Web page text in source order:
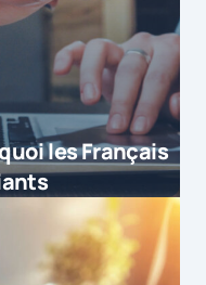
les Français